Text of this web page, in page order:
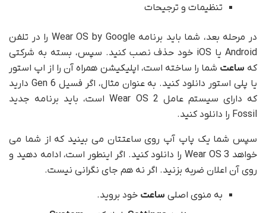
تنظیمات و ترجیحات
در مرحله بعد، شما باید برنامه Wear OS by Google را در تلفن
Android یا iOS خود حذف نصب کنید. سپس، بسته به شرکتی
که ساعتشما را ساخته است، اپلیکیشن همراه آن را از اپ استور
یا پلی استور دانلود کنید. به عنوان مثال، اگر فسیل Gen 6 دارید
که دارای سیستم عامل Wear OS 2 است، باید برنامه جدید
Fossil را دانلود کنید.
سپس شما یک پاپ آپ روی ساعتتان می بینید که از شما می
خواهد Wear OS 3 را دانلود کنید. اگر اینطور است، ادامه دهید و
روی آن اعلان ضربه بزنید. اگر نه هم جای نگرانی نیست.
به منوی اصلیساعتخود بروید.